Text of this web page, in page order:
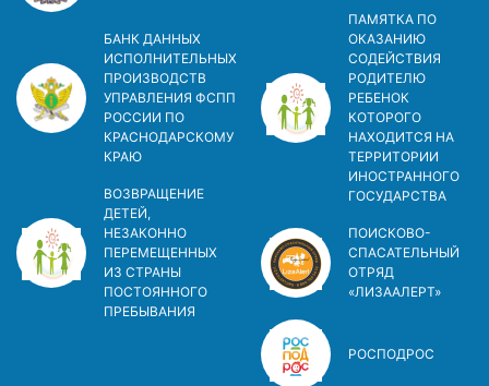
БАНК ДАННЫХ
ИСПОЛНИТЕЛЬНЫХ
ПРОИЗВОДСТВ
УПРАВЛЕНИЯ ФСПП
РОССИИ ПО
КРАСНОДАРСКОМУ
КРАЮ
ВОЗВРАЩЕНИЕ
ДЕТЕЙ,
НЕЗАКОННО
ПЕРЕМЕЩЕННЫХ
ИЗ СТРАНЫ
ПОСТОЯННОГО
ПРЕБЫВАНИЯ
ПАМЯТКА ПО
ОКАЗАНИЮ
СОДЕЙСТВИЯ
РОДИТЕЛЮ
РЕБЕНОК
КОТОРОГО
НАХОДИТСЯ НА
ТЕРРИТОРИИ
ИНОСТРАННОГО
ГОСУДАРСТВА
ПОИСКОВО-
СПАСАТЕЛЬНЫЙ
ОТРЯД
«ЛИЗААЛЕРТ»
РОСПОДРОС